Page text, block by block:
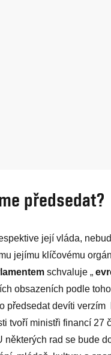
předsedat?
její vláda,
jejímu klíčovému
schvaluje „
obsazeních podle
předsedat devíti verzím
tvoří ministři financí 27
některých rad se bude